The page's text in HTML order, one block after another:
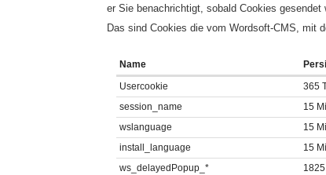
er Sie benachrichtigt, sobald Cookies gesendet
Das sind Cookies die vom Wordsoft-CMS, mit
Name
Usercookie
365
session_name
15
wslanguage
15
install_language
15
ws_delayedPopup_*